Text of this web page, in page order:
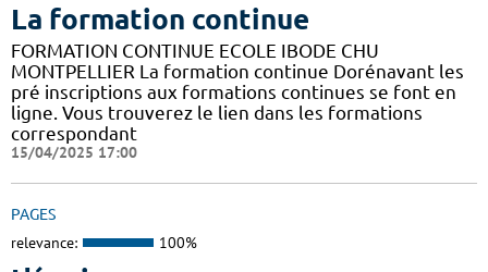
La formation continue
FORMATION CONTINUE ECOLE IBODE CHU
MONTPELLIER La formation continue Dorénavant les
pré inscriptions aux formations continues se font en
ligne. Vous trouverez le lien dans les formations
correspondant
15/04/2025 17:00
PAGES
relevance: 100%